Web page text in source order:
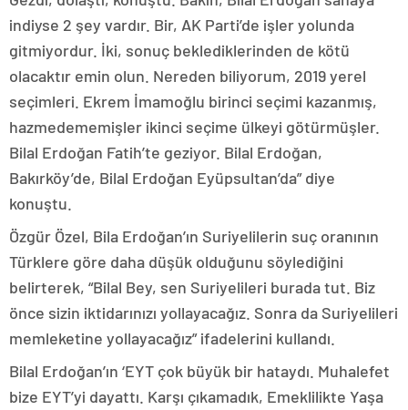
indiyse 2 şey vardır. Bir, AK Parti’de işler yolunda
gitmiyordur. İki, sonuç beklediklerinden de kötü
olacaktır emin olun. Nereden biliyorum, 2019 yerel
seçimleri. Ekrem İmamoğlu birinci seçimi kazanmış,
hazmedememişler ikinci seçime ülkeyi götürmüşler.
Bilal Erdoğan Fatih’te geziyor. Bilal Erdoğan,
Bakırköy’de, Bilal Erdoğan Eyüpsultan’da” diye
konuştu.
Özgür Özel, Bila Erdoğan’ın Suriyelilerin suç oranının
Türklere göre daha düşük olduğunu söylediğini
belirterek, “Bilal Bey, sen Suriyelileri burada tut. Biz
önce sizin iktidarınızı yollayacağız. Sonra da Suriyelileri
memleketine yollayacağız” ifadelerini kullandı.
Bilal Erdoğan’ın ‘EYT çok büyük bir hataydı. Muhalefet
bize EYT’yi dayattı. Karşı çıkamadık, Emeklilikte Yaşa